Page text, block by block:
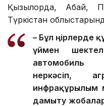
Қызылорда, Абай,
Түркістан
– Бұл өңірлерде
үймен
автомобиль
өнеркәсіп,
инфрақұрылым
дамыту